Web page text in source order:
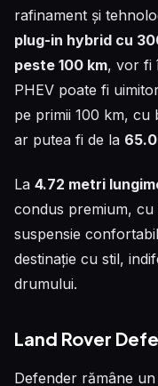
rafinament și
plug-in hybrid cu
peste 100 km, vor fi
PHEV poate fi
pe primii 100 km, cu
ar putea fi de la
La 4.72 metri
condus premium, cu
suspensie
destinație cu stil,
drumului.
Land Rover
Defender rămâne